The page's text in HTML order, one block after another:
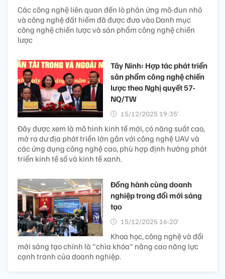
Các công nghệ liên quan đến lò phản ứng mô-đun nhỏ
và công nghệ đất hiếm đã được đưa vào Danh mục
công nghệ chiến lược và sản phẩm công nghệ chiến
lược
Tây Ninh: Hợp tác phát triển
sản phẩm công nghệ chiến
lược theo Nghị quyết 57-
NQ/TW
15/12/2025 19:35’
Đây được xem là mô hình kinh tế mới, có năng suất cao,
mở ra dư địa phát triển lớn gắn với công nghệ UAV và
các ứng dụng công nghệ cao, phù hợp định hướng phát
triển kinh tế số và kinh tế xanh.
Đồng hành cùng doanh
nghiệp trong đổi mới sáng
tạo
15/12/2025 16:20’
Khoa học, công nghệ và đổi
mới sáng tạo chính là "chìa khóa" nâng cao năng lực
cạnh tranh của doanh nghiệp.